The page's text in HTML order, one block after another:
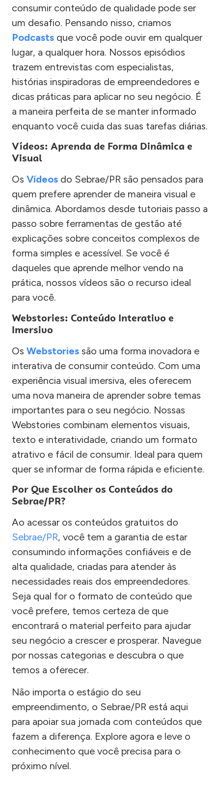
consumir conteúdo de qualidade pode ser
um desafio. Pensando nisso, criamos
Podcasts que você pode ouvir em qualquer
lugar, a qualquer hora. Nossos episódios
trazem entrevistas com especialistas,
histórias inspiradoras de empreendedores e
dicas práticas para aplicar no seu negócio. É
a maneira perfeita de se manter informado
enquanto você cuida das suas tarefas diárias.
Vídeos: Aprenda de Forma Dinâmica e
Visual
Os Vídeos do Sebrae/PR são pensados para
quem prefere aprender de maneira visual e
dinâmica. Abordamos desde tutoriais passo a
passo sobre ferramentas de gestão até
explicações sobre conceitos complexos de
forma simples e acessível. Se você é
daqueles que aprende melhor vendo na
prática, nossos vídeos são o recurso ideal
para você.
Webstories: Conteúdo Interativo e
Imersivo
Os Webstories são uma forma inovadora e
interativa de consumir conteúdo. Com uma
experiência visual imersiva, eles oferecem
uma nova maneira de aprender sobre temas
importantes para o seu negócio. Nossas
Webstories combinam elementos visuais,
texto e interatividade, criando um formato
atrativo e fácil de consumir. Ideal para quem
quer se informar de forma rápida e eficiente.
Por Que Escolher os Conteúdos do
Sebrae/PR?
Ao acessar os conteúdos gratuitos do
Sebrae/PR, você tem a garantia de estar
consumindo informações confiáveis e de
alta qualidade, criadas para atender às
necessidades reais dos empreendedores.
Seja qual for o formato de conteúdo que
você prefere, temos certeza de que
encontrará o material perfeito para ajudar
seu negócio a crescer e prosperar. Navegue
por nossas categorias e descubra o que
temos a oferecer.
Não importa o estágio do seu
empreendimento, o Sebrae/PR está aqui
para apoiar sua jornada com conteúdos que
fazem a diferença. Explore agora e leve o
conhecimento que você precisa para o
próximo nível.